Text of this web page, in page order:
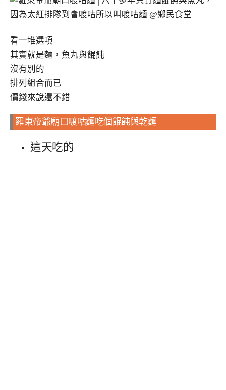
看一堆選項
其實就是麵，魚丸與餛飩
沒有別的
排列組合而已
價錢來說還不錯
羅東帝爺廟口喥咕麵吃個餛飩與乾麵
這天吃的